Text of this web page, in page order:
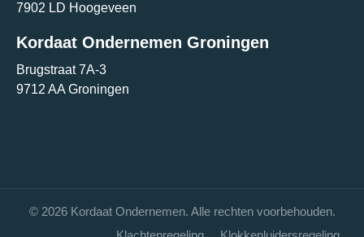
7902 LD Hoogeveen
Kordaat Ondernemen Groningen
Brugstraat 7A-3
9712 AA Groningen
© 2026 Kordaat Ondernemen. Alle rechten voorbehouden.